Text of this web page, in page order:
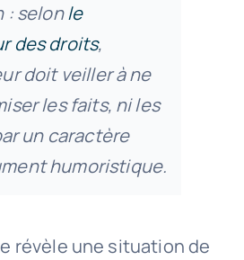
: selonle
des droits,
doit veiller à ne
les faits, ni les
un caractère
humoristique.
révèle une situation de